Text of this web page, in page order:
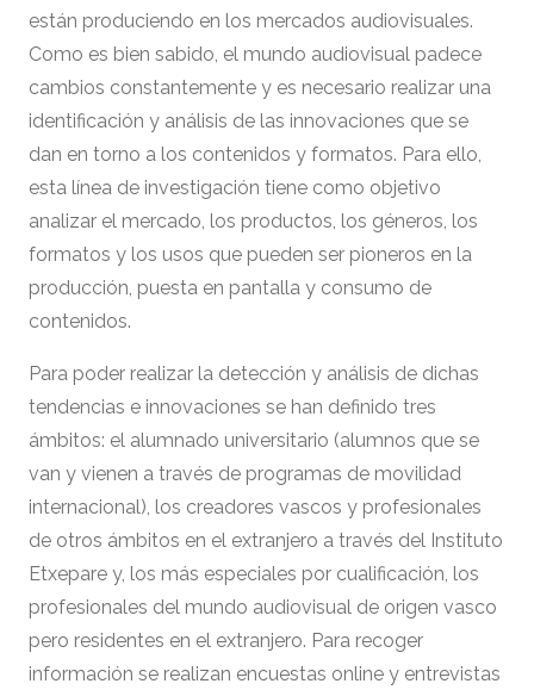
están produciendo en los mercados audiovisuales.
Como es bien sabido, el mundo audiovisual padece
cambios constantemente y es necesario realizar una
identificación y análisis de las innovaciones que se
dan en torno a los contenidos y formatos. Para ello,
esta línea de investigación tiene como objetivo
analizar el mercado, los productos, los géneros, los
formatos y los usos que pueden ser pioneros en la
producción, puesta en pantalla y consumo de
contenidos.
Para poder realizar la detección y análisis de dichas
tendencias e innovaciones se han definido tres
ámbitos: el alumnado universitario (alumnos que se
van y vienen a través de programas de movilidad
internacional), los creadores vascos y profesionales
de otros ámbitos en el extranjero a través del Instituto
Etxepare y, los más especiales por cualificación, los
profesionales del mundo audiovisual de origen vasco
pero residentes en el extranjero. Para recoger
información se realizan encuestas online y entrevistas